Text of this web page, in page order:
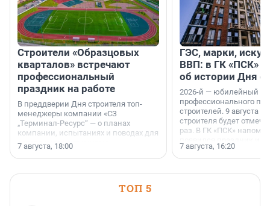
Строители «Образцовых
кварталов» встречают
профессиональный
праздник на работе
В преддверии Дня строителя топ-
менеджеры компании «СЗ
„Терминал-Ресурс“ — о планах
компании, испытаниях и поводах для
осторожного оптимизма.
7 августа, 18:00
ГЭС, марки,
ВВП: в ГК «ПСК»
об истории Дня
2026-й — юбилейный
профессионального
строителей. 9 августа
строителя будет
раз. В ГК «ПСК»
поменялась роль
7 августа, 16:20
ТОП 5